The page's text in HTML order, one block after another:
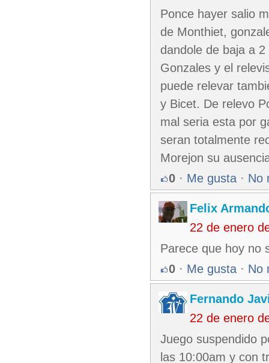
Ponce hayer salio
de Monthiet,
dandole de baja a
Gonzales y el
puede relevar
y Bicet. De relevo
mal seria esta por
seran totalmente
Morejon su
0 · Me gusta · No
Felix
22 de enero
Parece que hoy no
0 · Me gusta · No
Fernando
22 de enero
Juego suspendido
las 10:00am y con